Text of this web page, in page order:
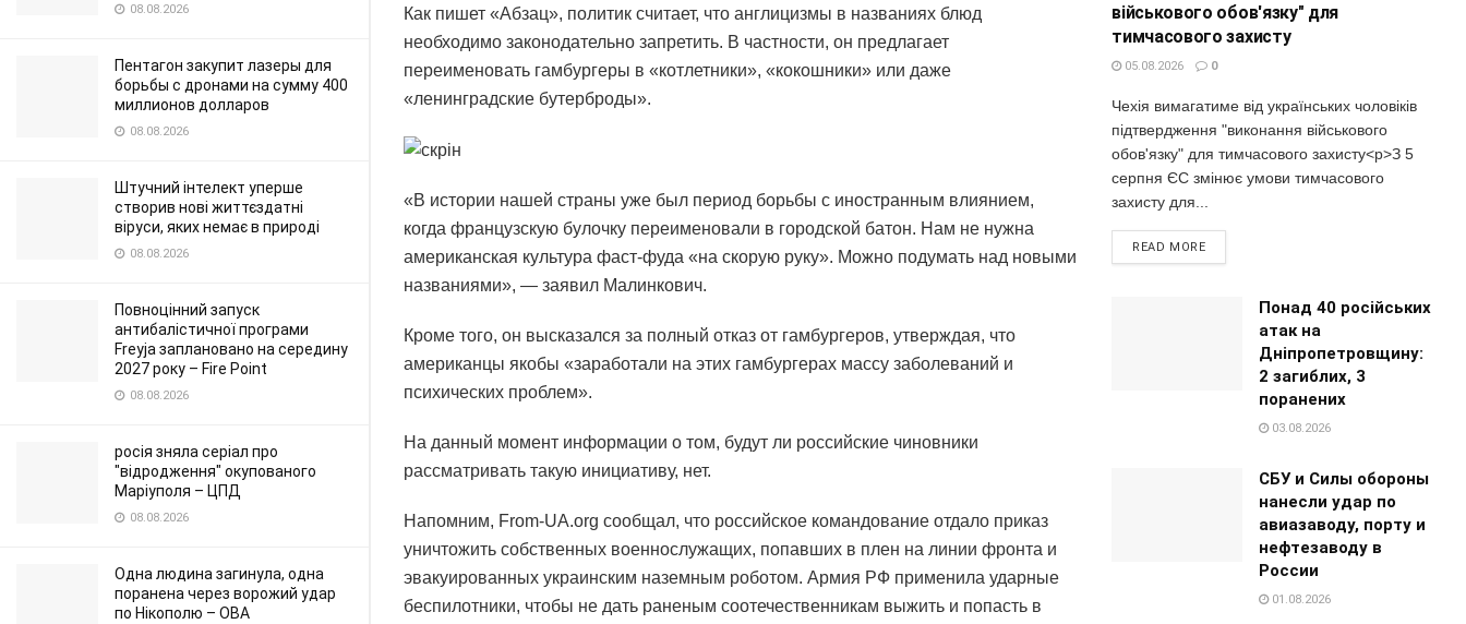
08.08.2026
Пентагон закупит лазеры для
борьбы с дронами на сумму 400
миллионов долларов
08.08.2026
Штучний інтелект уперше
створив нові життєздатні
віруси, яких немає в природі
08.08.2026
Повноцінний запуск
антибалістичної програми
Freyja заплановано на середину
2027 року – Fire Point
08.08.2026
росія зняла серіал про
"відродження" окупованого
Маріуполя – ЦПД
08.08.2026
Одна людина загинула, одна
поранена через ворожий удар
по Нікополю – ОВА
Как пишет «Абзац», политик считает, что англицизмы в названиях блюд
необходимо законодательно запретить. В частности, он предлагает
переименовать гамбургеры в «котлетники», «кокошники» или даже
«ленинградские бутерброды».
«В истории нашей страны уже был период борьбы с иностранным влиянием,
когда французскую булочку переименовали в городской батон. Нам не нужна
американская культура фаст-фуда «на скорую руку». Можно подумать над новыми
названиями», — заявил Малинкович.
Кроме того, он высказался за полный отказ от гамбургеров, утверждая, что
американцы якобы «заработали на этих гамбургерах массу заболеваний и
психических проблем».
На данный момент информации о том, будут ли российские чиновники
рассматривать такую инициативу, нет.
Напомним, From-UA.org сообщал, что российское командование отдало приказ
уничтожить собственных военнослужащих, попавших в плен на линии фронта и
эвакуированных украинским наземным роботом. Армия РФ применила ударные
беспилотники, чтобы не дать раненым соотечественникам выжить и попасть в
військового обов'язку" для
тимчасового захисту
05.08.2026 0
Чехія вимагатиме від українських чоловіків
підтвердження "виконання військового
обов'язку" для тимчасового захисту<p>З 5
серпня ЄС змінює умови тимчасового
захисту для...
READ MORE
Понад 40 російських
атак на
Дніпропетровщину:
2 загиблих, 3
поранених
03.08.2026
СБУ и Силы обороны
нанесли удар по
авиазаводу, порту и
нефтезаводу в
России
01.08.2026